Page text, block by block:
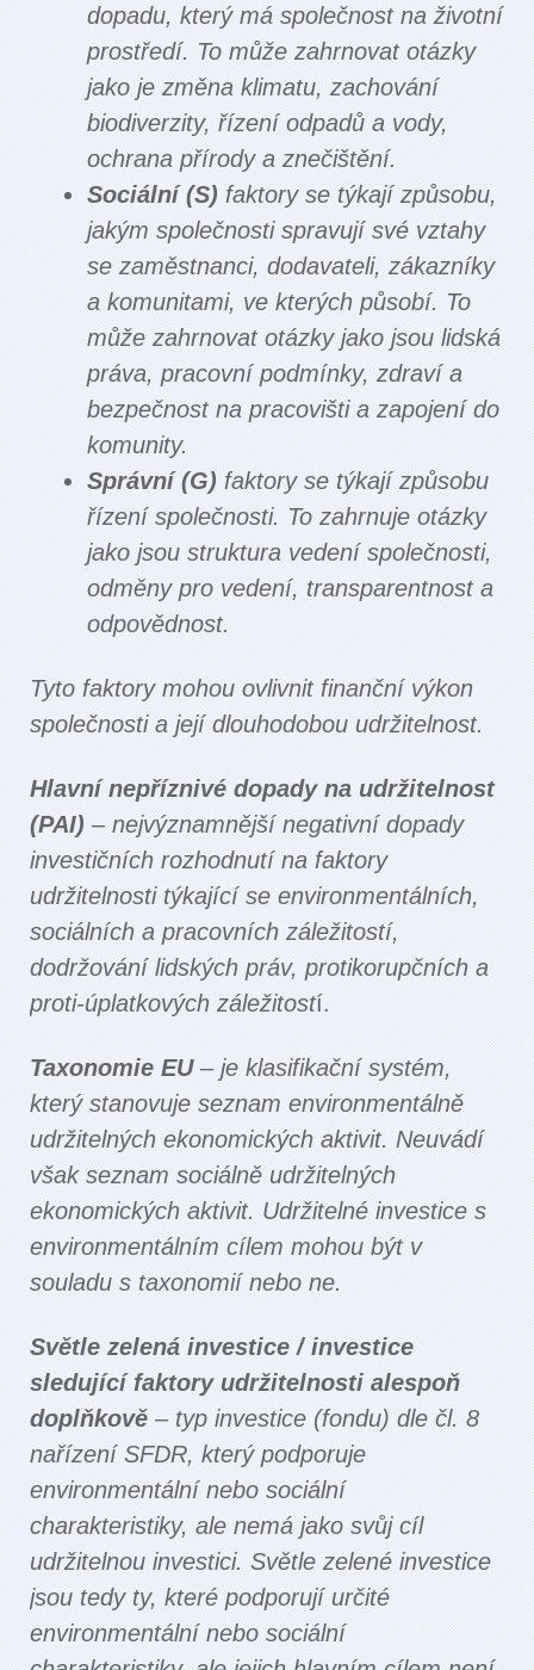
dopadu, který má společnost na životní
prostředí. To může zahrnovat otázky
jako je změna klimatu, zachování
biodiverzity, řízení odpadů a vody,
ochrana přírody a znečištění.
Sociální (S) faktory se týkají způsobu,
jakým společnosti spravují své vztahy
se zaměstnanci, dodavateli, zákazníky
a komunitami, ve kterých působí. To
může zahrnovat otázky jako jsou lidská
práva, pracovní podmínky, zdraví a
bezpečnost na pracovišti a zapojení do
komunity.
Správní (G) faktory se týkají způsobu
řízení společnosti. To zahrnuje otázky
jako jsou struktura vedení společnosti,
odměny pro vedení, transparentnost a
odpovědnost.
Tyto faktory mohou ovlivnit finanční výkon
společnosti a její dlouhodobou udržitelnost.
Hlavní nepříznivé dopady na udržitelnost
(PAI) – nejvýznamnější negativní dopady
investičních rozhodnutí na faktory
udržitelnosti týkající se environmentálních,
sociálních a pracovních záležitostí,
dodržování lidských práv, protikorupčních a
proti-úplatkových záležitostí.
Taxonomie EU– je klasifikační systém,
který stanovuje seznam environmentálně
udržitelných ekonomických aktivit. Neuvádí
však seznam sociálně udržitelných
ekonomických aktivit. Udržitelné investice s
environmentálním cílem mohou být v
souladu s taxonomií nebo ne.
Světle zelená investice / investice
sledující faktory udržitelnosti alespoň
doplňkově – typ investice (fondu) dle čl. 8
nařízení SFDR, který podporuje
environmentální nebo sociální
charakteristiky, ale nemá jako svůj cíl
udržitelnou investici. Světle zelené investice
jsou tedy ty, které podporují určité
environmentální nebo sociální